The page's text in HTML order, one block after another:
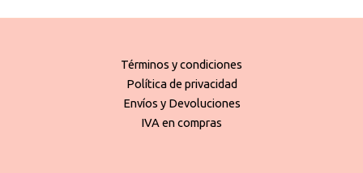
Términos y condiciones
Política de privacidad
Envíos y Devoluciones
IVA en compras